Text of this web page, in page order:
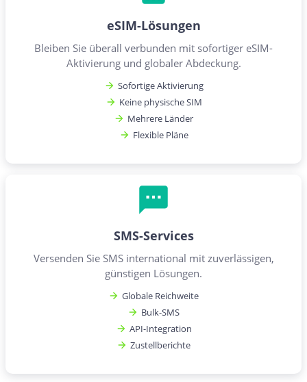
eSIM-Lösungen
Bleiben Sie überall verbunden mit sofortiger eSIM-
Aktivierung und globaler Abdeckung.
Sofortige Aktivierung
Keine physische SIM
Mehrere Länder
Flexible Pläne
SMS-Services
Versenden Sie SMS international mit zuverlässigen,
günstigen Lösungen.
Globale Reichweite
Bulk-SMS
API-Integration
Zustellberichte